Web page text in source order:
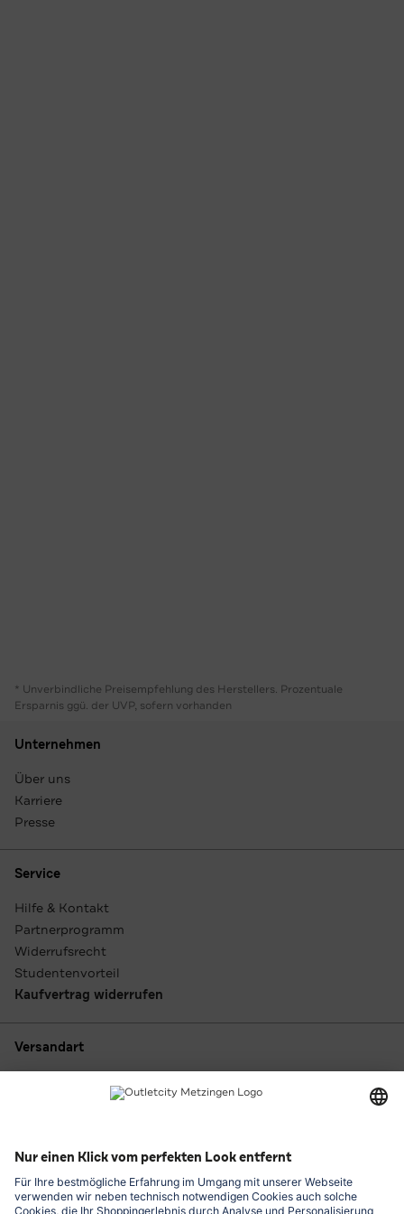
* Unverbindliche Preisempfehlung des Herstellers. Prozentuale
Ersparnis ggü. der UVP, sofern vorhanden
Unternehmen
Über uns
Karriere
Presse
Service
Hilfe & Kontakt
Partnerprogramm
Widerrufsrecht
Studentenvorteil
Kaufvertrag widerrufen
Versandart